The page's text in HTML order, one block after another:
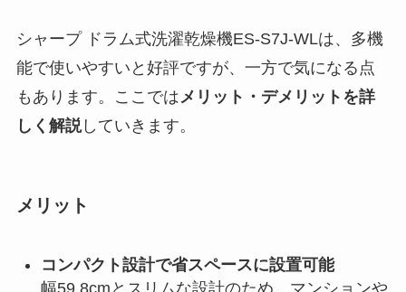
シャープ ドラム式洗濯乾燥機ES-S7J-WLは、多機
能で使いやすいと好評ですが、一方で気になる点
もあります。ここでは メリット・デメリットを詳
しく解説していきます。
メリット
コンパクト設計で省スペースに設置可能